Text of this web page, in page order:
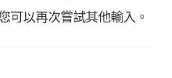
可以再次嘗試其他輸入。